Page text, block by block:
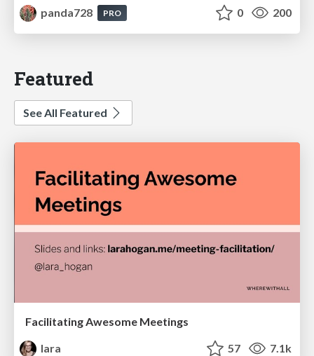
panda728
PRO 0 200
Featured
See All Featured
Facilitating Awesome Meetings
lara
57 7.1k